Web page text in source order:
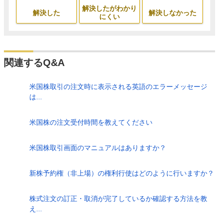
解決した
解決したがわかり
にくい
解決しなかった
関連するQ&A
米国株取引の注文時に表示される英語のエラーメッセージ
は...
米国株の注文受付時間を教えてください
米国株取引画面のマニュアルはありますか？
新株予約権（非上場）の権利行使はどのように行いますか？
株式注文の訂正・取消が完了しているか確認する方法を教
え...